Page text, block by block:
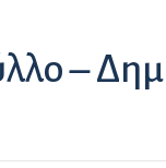
–